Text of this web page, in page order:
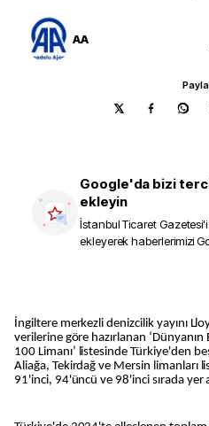
AA
Google'da bizi
ekleyin
İstanbul Ticaret Gazetesi
ekleyerek haberlerimizi
İngiltere merkezli denizcilik yayını Lloyd's List tarafından 2025
verilerine göre hazırlanan
100 Limanı’ listesinde Türkiye'den
Aliağa, Tekirdağ ve Mersin limanları
91'inci, 94'üncü ve 98'inci sırada yer